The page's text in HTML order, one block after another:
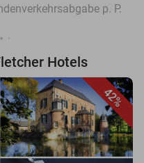
p. P.
Hotels
42%